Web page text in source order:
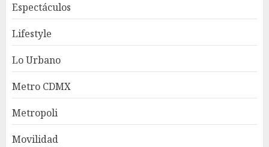
Espectáculos
Lifestyle
Lo Urbano
Metro CDMX
Metropoli
Movilidad